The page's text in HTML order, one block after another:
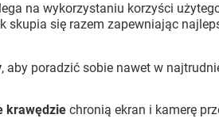
na wykorzystaniu korzyści
skupia się razem zapewniając
, aby poradzić sobie nawet w
krawędzie chronią ekran i kamerę